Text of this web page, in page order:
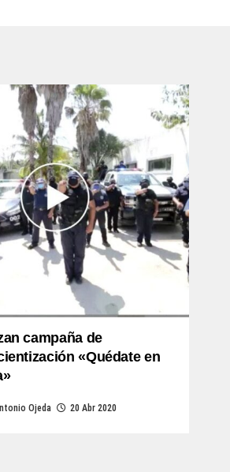
campaña de
«Quédate en
Ojeda 20 Abr 2020